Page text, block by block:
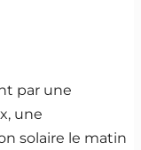
par une
une
solaire le matin